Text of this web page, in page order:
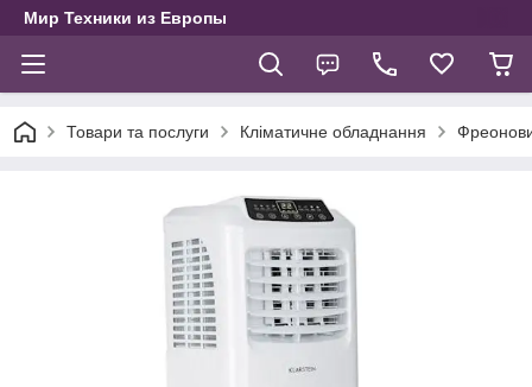
Мир Техники из Европы
Товари та послуги Кліматичне обладнання